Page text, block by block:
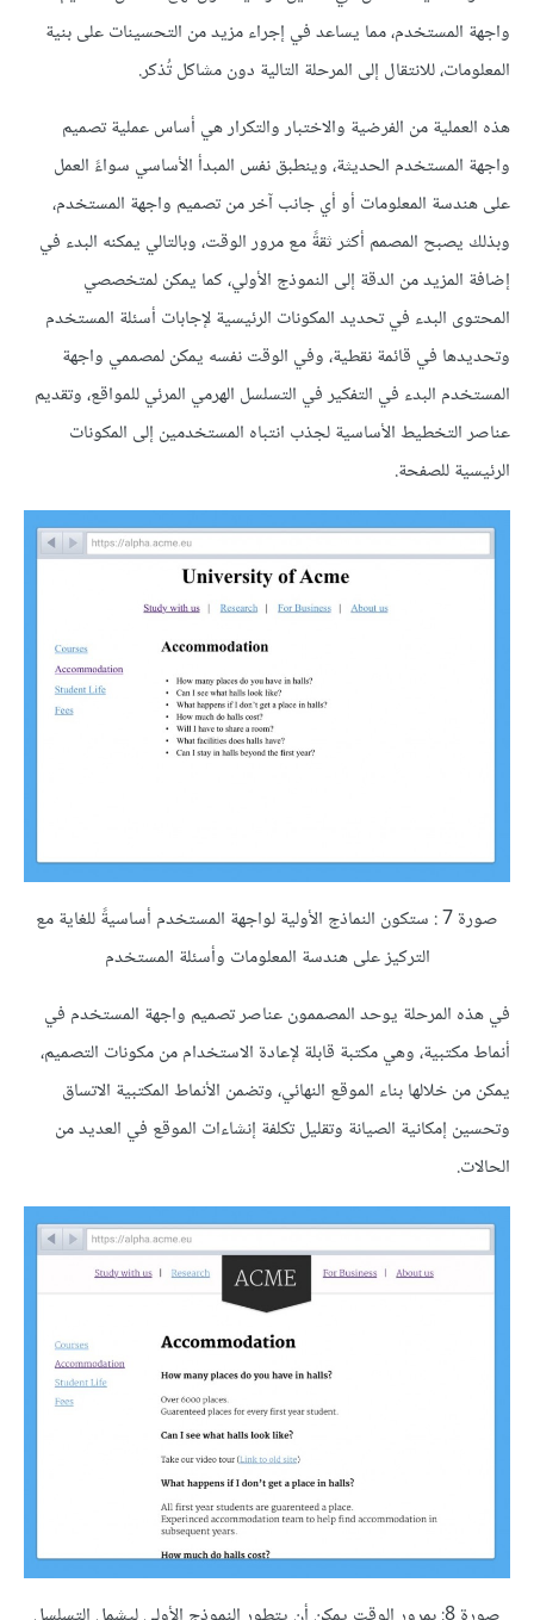
واجهة المستخدم، مما يساعد في إجراء مزيد من التحسينات على بنية
المعلومات، للانتقال إلى المرحلة التالية دون مشاكل تُذكر.
هذه العملية من الفرضية والاختبار والتكرار هي أساس عملية تصميم
واجهة المستخدم الحديثة، وينطبق نفس المبدأ الأساسي سواءً العمل
على هندسة المعلومات أو أي جانب آخر من تصميم واجهة المستخدم،
وبذلك يصبح المصمم أكثر ثقةً مع مرور الوقت، وبالتالي يمكنه البدء في
إضافة المزيد من الدقة إلى النموذج الأولي، كما يمكن لمتخصصي
المحتوى البدء في تحديد المكونات الرئيسية لإجابات أسئلة المستخدم
وتحديدها في قائمة نقطية، وفي الوقت نفسه يمكن لمصممي واجهة
المستخدم البدء في التفكير في التسلسل الهرمي المرئي للمواقع، وتقديم
عناصر التخطيط الأساسية لجذب انتباه المستخدمين إلى المكونات
الرئيسية للصفحة.
صورة 7 : ستكون النماذج الأولية لواجهة المستخدم أساسيةً للغاية مع
التركيز على هندسة المعلومات وأسئلة المستخدم
في هذه المرحلة يوحد المصممون عناصر تصميم واجهة المستخدم في
أنماط مكتبية، وهي مكتبة قابلة لإعادة الاستخدام من مكونات التصميم،
يمكن من خلالها بناء الموقع النهائي، وتضمن الأنماط المكتبية الاتساق
وتحسين إمكانية الصيانة وتقليل تكلفة إنشاءات الموقع في العديد من
الحالات.